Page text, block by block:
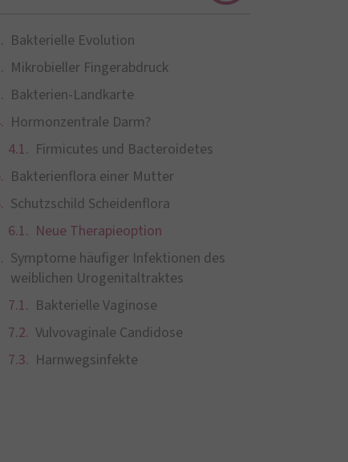
Bakterielle Evolution
Mikrobieller Fingerabdruck
Bakterien-Landkarte
Hormonzentrale Darm?
Firmicutes und Bacteroidetes
Bakterienflora einer Mutter
Schutzschild Scheidenflora
Neue Therapieoption
Symptome häufiger Infektionen des
weiblichen Urogenitaltraktes
Bakterielle Vaginose
Vulvovaginale Candidose
Harnwegsinfekte